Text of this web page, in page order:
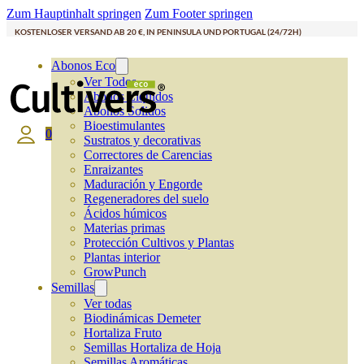
Zum Hauptinhalt springen Zum Footer springen
KOSTENLOSER VERSAND AB 20 €, IN PENINSULA UND PORTUGAL (24/72H)
Abonos Eco
Ver Todos
Abonos Líquidos
Abonos Solidos
Bioestimulantes
Sustratos y decorativas
Correctores de Carencias
Enraizantes
Maduración y Engorde
Regeneradores del suelo
Ácidos húmicos
Materias primas
Protección Cultivos y Plantas
Plantas interior
GrowPunch
Semillas
Ver todas
Biodinámicas Demeter
Hortaliza Fruto
Semillas Hortaliza de Hoja
0